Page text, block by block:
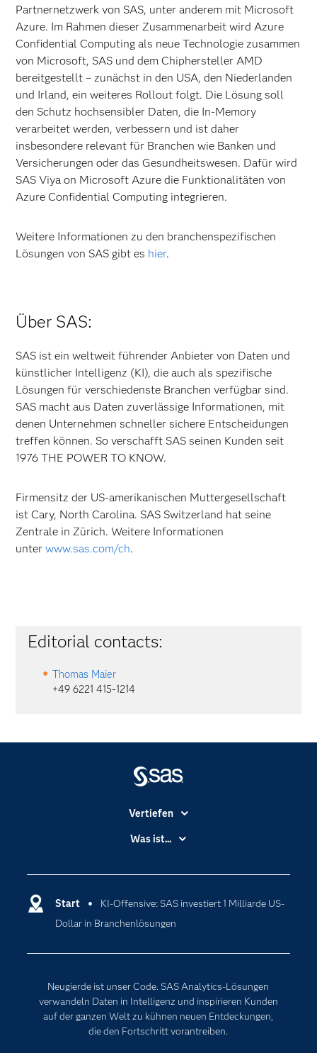
Partnernetzwerk von SAS, unter anderem mit Microsoft
Azure. Im Rahmen dieser Zusammenarbeit wird Azure
Confidential Computing als neue Technologie zusammen
von Microsoft, SAS und dem Chiphersteller AMD
bereitgestellt – zunächst in den USA, den Niederlanden
und Irland, ein weiteres Rollout folgt. Die Lösung soll
den Schutz hochsensibler Daten, die In-Memory
verarbeitet werden, verbessern und ist daher
insbesondere relevant für Branchen wie Banken und
Versicherungen oder das Gesundheitswesen. Dafür wird
SAS Viya on Microsoft Azure die Funktionalitäten von
Azure Confidential Computing integrieren.
Weitere Informationen zu den branchenspezifischen
Lösungen von SAS gibt es hier.
Über SAS:
SAS ist ein weltweit führender Anbieter von Daten und
künstlicher Intelligenz (KI), die auch als spezifische
Lösungen für verschiedenste Branchen verfügbar sind.
SAS macht aus Daten zuverlässige Informationen, mit
denen Unternehmen schneller sichere Entscheidungen
treffen können. So verschafft SAS seinen Kunden seit
1976 THE POWER TO KNOW.
Firmensitz der US-amerikanischen Muttergesellschaft
ist Cary, North Carolina. SAS Switzerland hat seine
Zentrale in Zürich. Weitere Informationen
unterwww.sas.com/ch.
Editorial contacts:
Thomas Maier
+49 6221 415-1214
Start
KI-Offensive: SAS investiert 1 Milliarde US-
Dollar in Branchenlösungen
Neugierde ist unser Code. SAS Analytics-Lösungen
verwandeln Daten in Intelligenz und inspirieren Kunden
auf der ganzen Welt zu kühnen neuen Entdeckungen,
die den Fortschritt vorantreiben.
Vertiefen
Branchen
Dokumentation
Entwickler
Erreichbarkeit
Für Lehrkräfte
Lehrvideos
Was ist...
Data Science
Generative AI
Internet der Dinge